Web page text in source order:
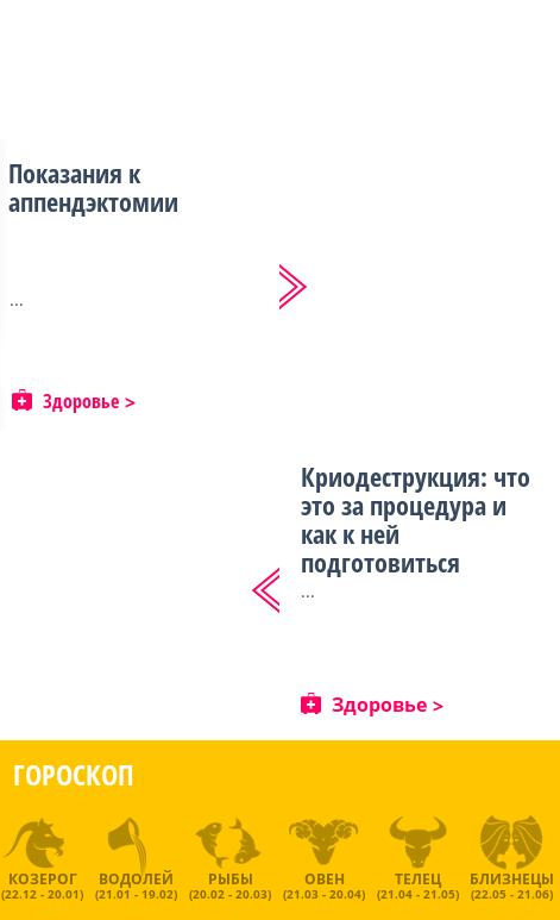
Показания к
аппендэктомии
...
Здоровье
Криодеструкция: что
это за процедура и
как к ней
подготовиться
...
Здоровье
ГОРОСКОП
КОЗЕРОГ
(22.12 - 20.01)
ВОДОЛЕЙ
(21.01 - 19.02)
РЫБЫ
(20.02 - 20.03)
ОВЕН
(21.03 - 20.04)
ТЕЛЕЦ
(21.04 - 21.05)
БЛИЗНЕЦЫ
(22.05 - 21.06)